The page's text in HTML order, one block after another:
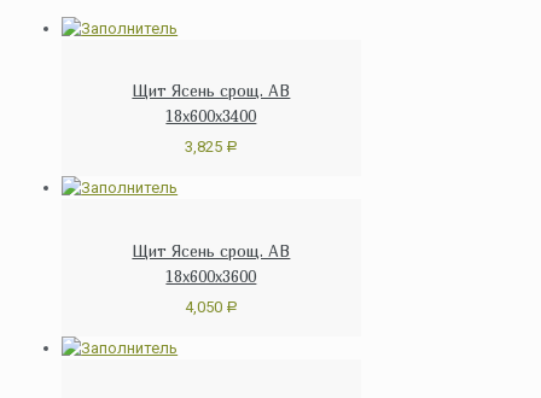
Щит Ясень срощ. АВ
18х600х3400
3,825 Р
Щит Ясень срощ. АВ
18х600х3600
4,050 Р